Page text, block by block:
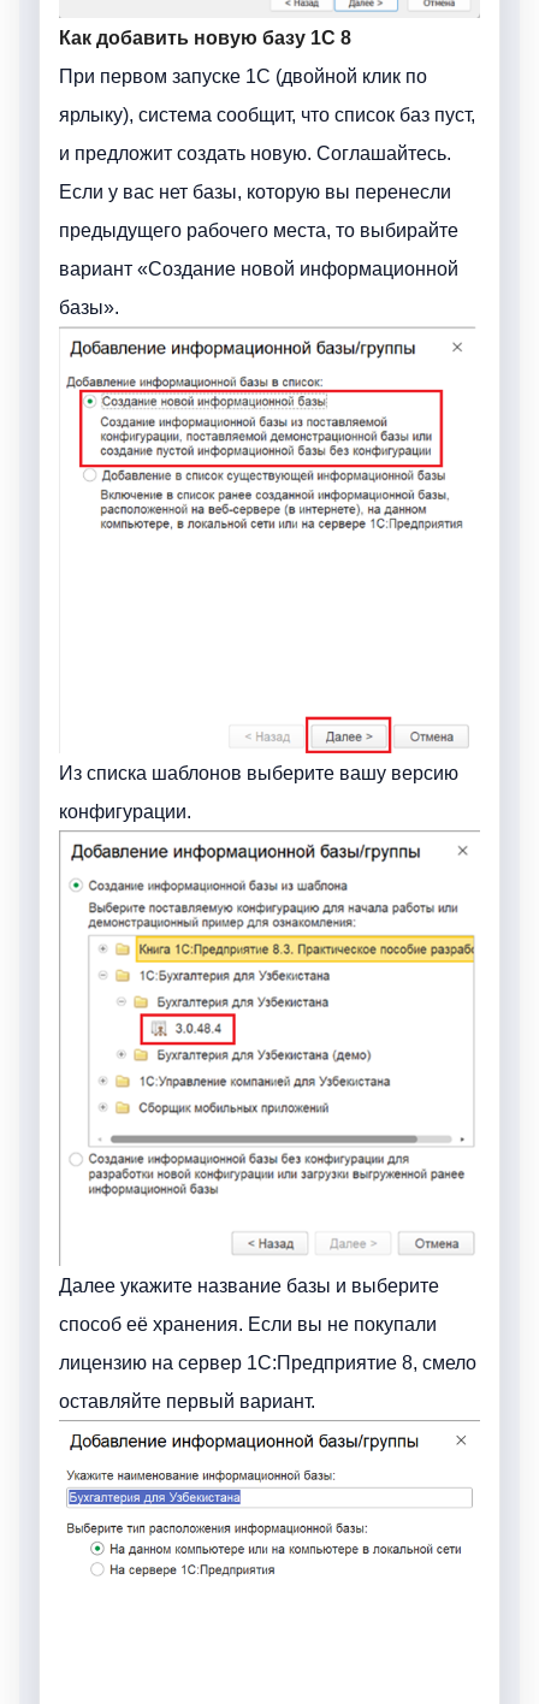
Как добавить новую базу 1С 8
При первом запуске 1С (двойной клик по
ярлыку), система сообщит, что список баз пуст,
и предложит создать новую. Соглашайтесь.
Если у вас нет базы, которую вы перенесли
предыдущего рабочего места, то выбирайте
вариант «Создание новой информационной
базы».
Из списка шаблонов выберите вашу версию
конфигурации.
Далее укажите название базы и выберите
способ её хранения. Если вы не покупали
лицензию на сервер 1С:Предприятие 8, смело
оставляйте первый вариант.